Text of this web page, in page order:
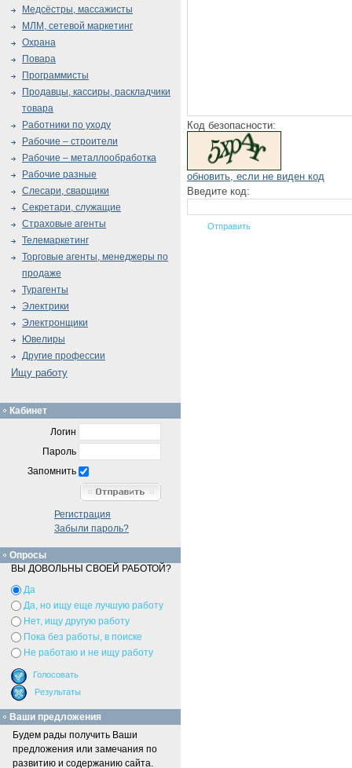
Код безопасности:
обновить, если не виден код
Введите код:
Медсёстры, массажисты
МЛМ, сетевой маркетинг
Охрана
Повара
Программисты
Продавцы, кассиры, раскладчики
товара
Работники по уходу
Рабочие – строители
Рабочие – металлообработка
Рабочие разные
Слесари, сварщики
Секретари, служащие
Страховые агенты
Телемаркетинг
Торговые агенты, менеджеры по
продаже
Турагенты
Электрики
Электронщики
Ювелиры
Другие профессии
Ищу работу
Кабинет
Логин
Пароль
Запомнить
Регистрация
Забыли пароль?
Опросы
ВЫ ДОВОЛЬНЫ СВОЕЙ РАБОТОЙ?
Да
Да, но ищу еще лучшую работу
Нет, ищу другую работу
Пока без работы, в поиске
Не работаю и не ищу работу
Ваши предложения
Будем рады получить Ваши
предложения или замечания по
развитию и содержанию сайта.